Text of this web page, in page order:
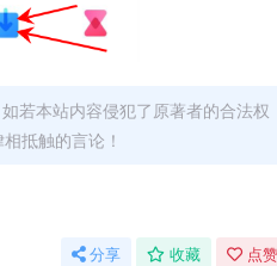
若本站内容侵犯了原著者的合法权
抵触的言论！
分享 收藏 点